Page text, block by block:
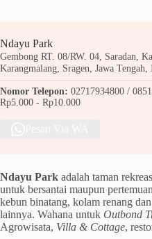
Ndayu Park
Gembong RT. 08/RW. 04, Saradan,
Karangmalang, Sragen, Jawa Tengah,
Nomor Telepon: 02717934800 /
Rp5.000 - Rp10.000
Ndayu Park adalah taman
untuk bersantai maupun
kebun binatang, kolam renang dan
lainnya. Wahana untuk Outbond
Agrowisata, Villa & Cottage,